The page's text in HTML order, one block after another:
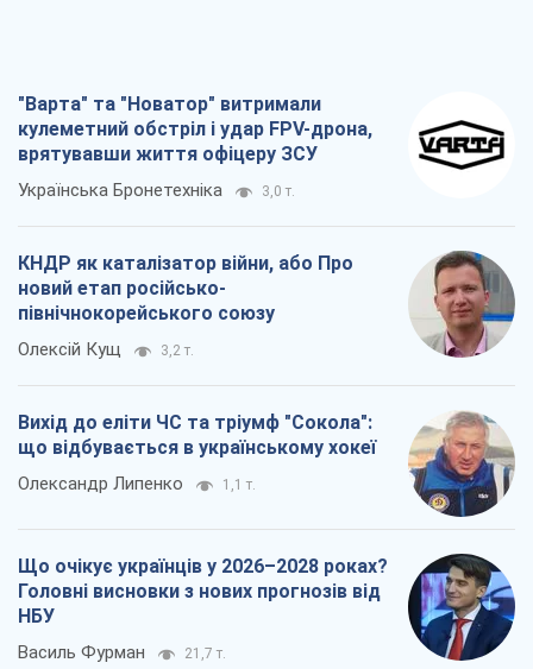
"Варта" та "Новатор" витримали
кулеметний обстріл і удар FPV-дрона,
врятувавши життя офіцеру ЗСУ
Українська Бронетехніка 3,0 т.
КНДР як каталізатор війни, або Про
новий етап російсько-
північнокорейського союзу
Олексій Кущ 3,2 т.
Вихід до еліти ЧС та тріумф "Сокола":
що відбувається в українському хокеї
Олександр Липенко 1,1 т.
Що очікує українців у 2026–2028 роках?
Головні висновки з нових прогнозів від
НБУ
Василь Фурман 21,7 т.